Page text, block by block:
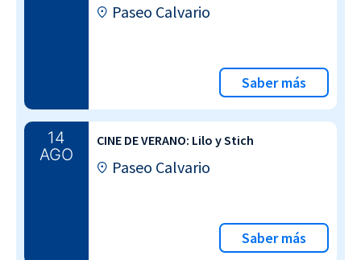
Paseo Calvario
Saber más
14
AGO
CINE DE VERANO: Lilo y Stich
Paseo Calvario
Saber más